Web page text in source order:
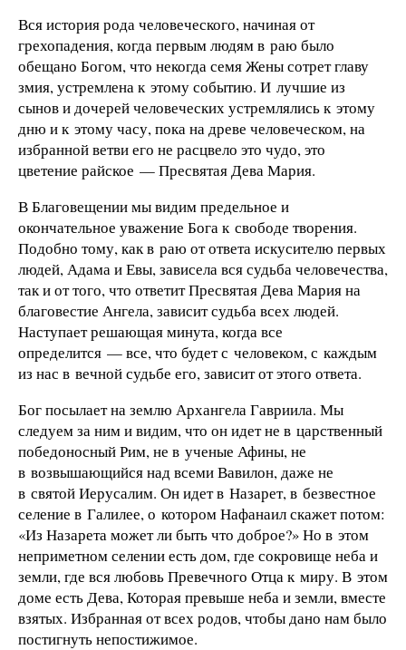
Вся история рода человеческого, начиная от
грехопадения, когда первым людям в раю было
обещано Богом, что некогда семя Жены сотрет главу
змия, устремлена к этому событию. И лучшие из
сынов и дочерей человеческих устремлялись к этому
дню и к этому часу, пока на древе человеческом, на
избранной ветви его не расцвело это чудо, это
цветение райское — Пресвятая Дева Мария.
В Благовещении мы видим предельное и
окончательное уважение Бога к свободе творения.
Подобно тому, как в раю от ответа искусителю первых
людей, Адама и Евы, зависела вся судьба человечества,
так и от того, что ответит Пресвятая Дева Мария на
благовестие Ангела, зависит судьба всех людей.
Наступает решающая минута, когда все
определится — все, что будет с человеком, с каждым
из нас в вечной судьбе его, зависит от этого ответа.
Бог посылает на землю Архангела Гавриила. Мы
следуем за ним и видим, что он идет не в царственный
победоносный Рим, не в ученые Афины, не
в возвышающийся над всеми Вавилон, даже не
в святой Иерусалим. Он идет в Назарет, в безвестное
селение в Галилее, о котором Нафанаил скажет потом:
«Из Назарета может ли быть что доброе?» Но в этом
неприметном селении есть дом, где сокровище неба и
земли, где вся любовь Превечного Отца к миру. В этом
доме есть Дева, Которая превыше неба и земли, вместе
взятых. Избранная от всех родов, чтобы дано нам было
постигнуть непостижимое.